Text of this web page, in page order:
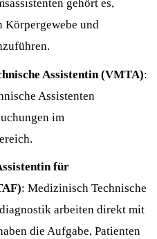
Körpergewebe und
Assistentin (VMTA):
Assistenten
im
für
: Medizinisch Technische
arbeiten direkt mit
die Aufgabe, Patienten